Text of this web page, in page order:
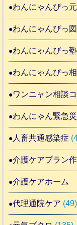
わんにゃんぴっ
わんにゃんぴっ
わんにゃんぴっ塾
わんにゃんぴっ
ワンニャン相談
わんにゃん緊急
人畜共通感染症
介護ケアプラン
介護ケアホーム
代理通院ケア (49)